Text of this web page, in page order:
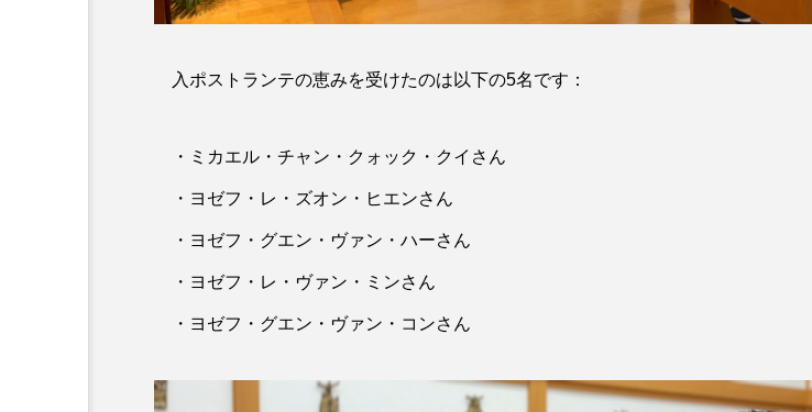
入ポストランテの恵みを受けたのは以下の5名です：
・ミカエル・チャン・クォック・クイさん
・ヨゼフ・レ・ズオン・ヒエンさん
・ヨゼフ・グエン・ヴァン・ハーさん
・ヨゼフ・レ・ヴァン・ミンさん
・ヨゼフ・グエン・ヴァン・コンさん